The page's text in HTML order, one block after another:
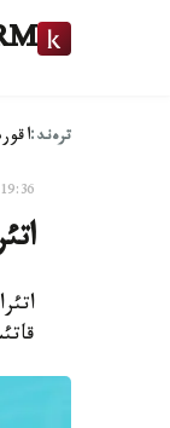
ترەند:
19:36, 11 مامىر 2011